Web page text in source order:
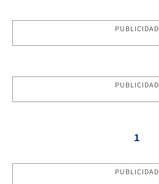
PUBLICIDAD
PUBLICIDAD
1
PUBLICIDAD